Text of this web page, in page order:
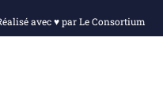
avec ♥️ par Le Consortium